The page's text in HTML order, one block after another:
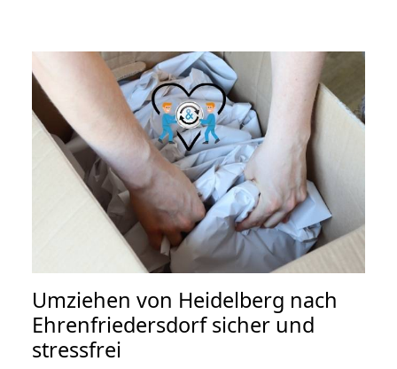
Umziehen von Heidelberg nach
Ehrenfriedersdorfsicher und
stressfrei